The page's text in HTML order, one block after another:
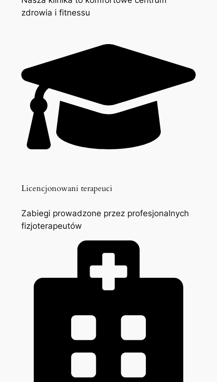
zdrowia i fitnessu
Licencjonowani terapeuci
Zabiegi prowadzone przez profesjonalnych
fizjoterapeutów